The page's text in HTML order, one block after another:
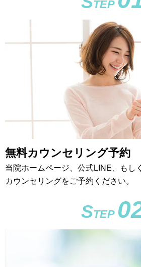
TEP
無料カウンセリング予約
当院ホームページ、公式LINE、もし
カウンセリングをご予約ください。
STEP